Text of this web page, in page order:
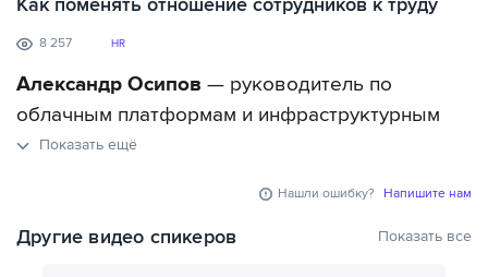
8 257 HR
Александр Осипов — руководитель по
облачным платформам и инфраструктурным
решениям ПАО "Мегафон".
В выступлении спикер рассказывает об одной
из главных проблем работы на удаленке —
Показать ещё
Нашли ошибку? Напишите нам
Другие видео спикеров Показать все